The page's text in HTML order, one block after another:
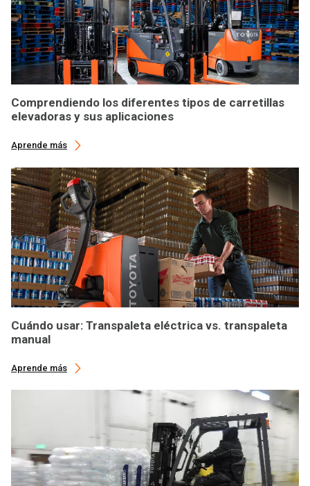
Comprendiendo los diferentes tipos de carretillas
elevadoras y sus aplicaciones
Aprende más
Cuándo usar: Transpaleta eléctrica vs. transpaleta
manual
Aprende más